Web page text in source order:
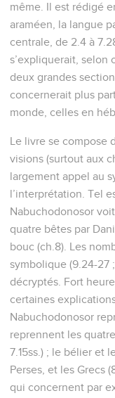
même. Il est rédigé
araméen, la langue
centrale, de 2.4 à
s’expliquerait, selon
deux grandes
concernerait plus
monde, celles en
Le livre se compose
visions (surtout aux
largement appel au
l’interprétation. Tel
Nabuchodonosor
quatre bêtes par
bouc (ch.8). Les
symbolique (9.24-27
décryptés. Fort
certaines
Nabuchodonosor
reprennent les
7.15ss.) ; le bélier et
Perses, et les Grecs
qui concernent par